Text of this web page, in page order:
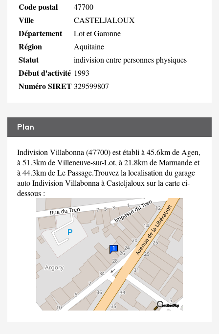
Code postal 47700
Ville CASTELJALOUX
Département Lot et Garonne
Région Aquitaine
Statut indivision entre personnes physiques
Début d'activité 1993
Numéro SIRET329599807
Plan
Indivision Villabonna (47700) est établi à 45.6km de Agen,
à 51.3km de Villeneuve-sur-Lot, à 21.8km de Marmande et
à 44.3km de Le Passage.Trouvez la localisation du garage
auto Indivision Villabonna à Casteljaloux sur la carte ci-
dessous :